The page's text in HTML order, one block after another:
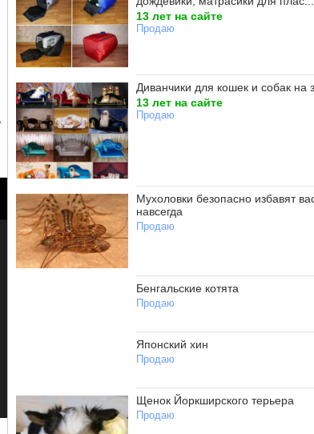
13 лет на сайте
Продаю
Диванчики для кошек и собак на
13 лет на сайте
Продаю
Мухоловки безопасно избавят
навсегда
Продаю
Бенгальские котята
Продаю
Японский хин
Продаю
Щенок Йоркширского терьера
Продаю